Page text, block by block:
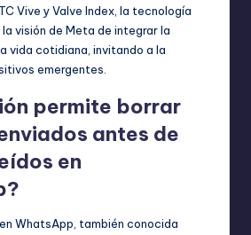
Vive y Valve Index, la tecnología
visión de Meta de integrar la
vida cotidiana, invitando a la
emergentes.
permite borrar
antes de
en
en WhatsApp, también conocida